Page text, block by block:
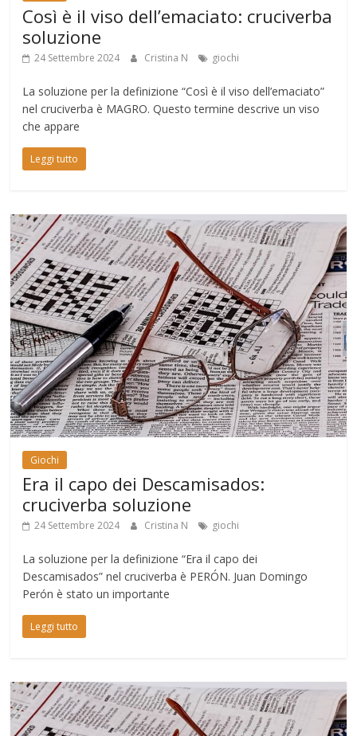
Così è il viso dell’emaciato: cruciverba
soluzione
24 Settembre 2024 Cristina N giochi
La soluzione per la definizione “Così è il viso dell’emaciato”
nel cruciverba è MAGRO. Questo termine descrive un viso
che appare
Leggi tutto
Giochi
Era il capo dei Descamisados:
cruciverba soluzione
24 Settembre 2024 Cristina N giochi
La soluzione per la definizione “Era il capo dei
Descamisados” nel cruciverba è PERÓN. Juan Domingo
Perón è stato un importante
Leggi tutto